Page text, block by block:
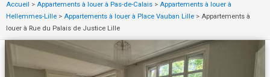
Accueil > Appartements à louer à Pas-de-Calais > Appartements à louer à
Hellemmes-Lille > Appartements à louer à Place Vauban Lille > Appartements à
louer à Rue du Palais de Justice Lille